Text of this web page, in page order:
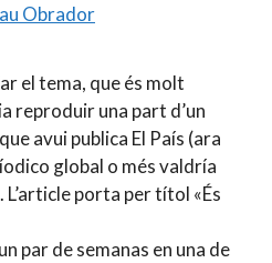
Obrador
el tema, que és molt
reproduir una part d’un
avui publica El País (ara
global o més valdría
porta per títol «És
par de semanas en una de